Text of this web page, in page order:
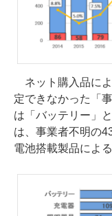
ネット購入品に
定できなかった「
は「バッテリー」
は、事業者不明の
電池搭載製品によ